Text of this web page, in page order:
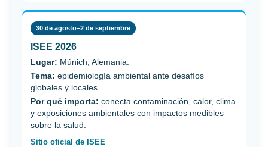
30 de agosto–2 de septiembre
ISEE 2026
Lugar: Múnich, Alemania.
Tema: epidemiología ambiental ante desafíos
globales y locales.
Por qué importa: conecta contaminación, calor, clima
y exposiciones ambientales con impactos medibles
sobre la salud.
Sitio oficial de ISEE